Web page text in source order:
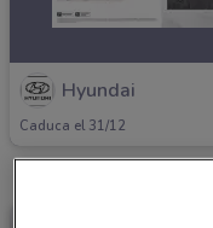
Hyundai
Caduca el 31/12